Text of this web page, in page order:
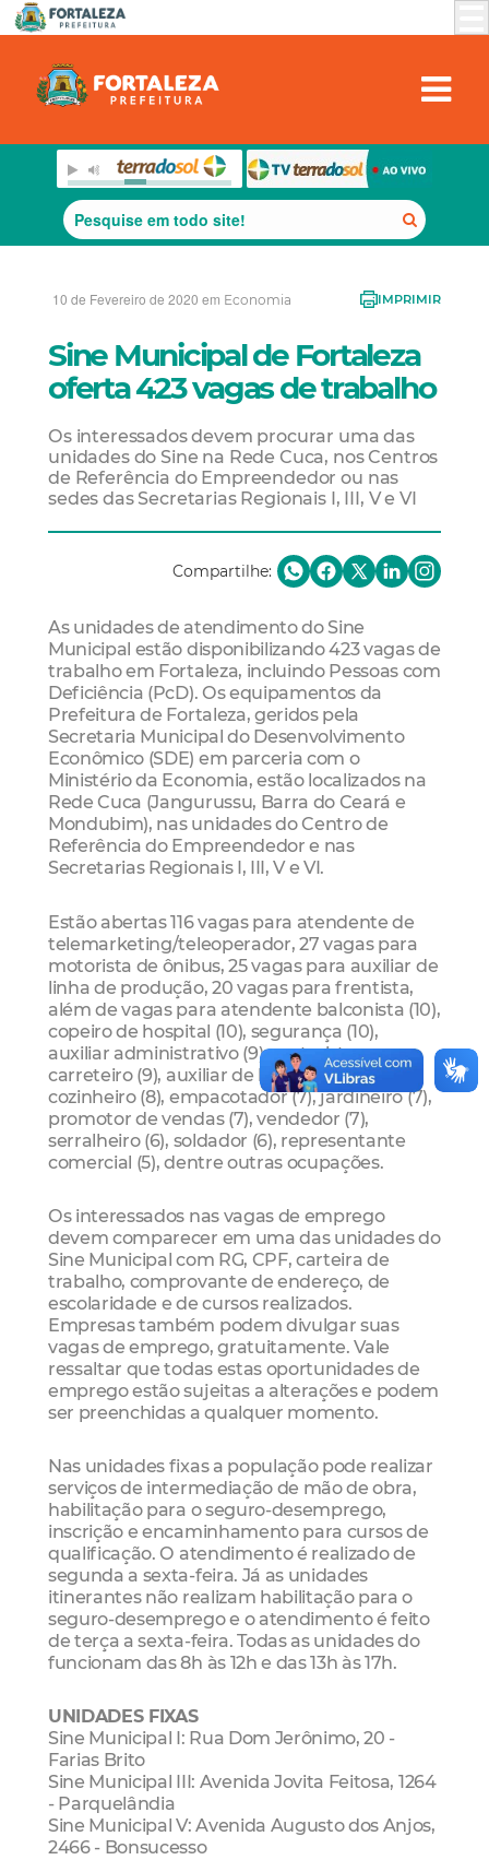
10 de Fevereiro de 2020 em Economia IMPRIMIR
Sine Municipal de Fortaleza
oferta 423 vagas de trabalho
Os interessados devem procurar uma das
unidades do Sine na Rede Cuca, nos Centros
de Referência do Empreendedor ou nas
sedes das Secretarias Regionais I, III, V e VI
Compartilhe:
As unidades de atendimento do Sine
Municipal estão disponibilizando 423 vagas de
trabalho em Fortaleza, incluindo Pessoas com
Deficiência (PcD). Os equipamentos da
Prefeitura de Fortaleza, geridos pela
Secretaria Municipal do Desenvolvimento
Econômico (SDE) em parceria com o
Ministério da Economia, estão localizados na
Rede Cuca (Jangurussu, Barra do Ceará e
Mondubim), nas unidades do Centro de
Referência do Empreendedor e nas
Secretarias Regionais I, III, V e VI.
Estão abertas 116 vagas para atendente de
telemarketing/teleoperador, 27 vagas para
motorista de ônibus, 25 vagas para auxiliar de
linha de produção, 20 vagas para frentista,
além de vagas para atendente balconista (10),
copeiro de hospital (10), segurança (10),
auxiliar administrativo (9), motorista
carreteiro (9), auxiliar de limpeza (9),
cozinheiro (8), empacotador (7), jardineiro (7),
promotor de vendas (7), vendedor (7),
serralheiro (6), soldador (6), representante
comercial (5), dentre outras ocupações.
Os interessados nas vagas de emprego
devem comparecer em uma das unidades do
Sine Municipal com RG, CPF, carteira de
trabalho, comprovante de endereço, de
escolaridade e de cursos realizados.
Empresas também podem divulgar suas
vagas de emprego, gratuitamente. Vale
ressaltar que todas estas oportunidades de
emprego estão sujeitas a alterações e podem
ser preenchidas a qualquer momento.
Nas unidades fixas a população pode realizar
serviços de intermediação de mão de obra,
habilitação para o seguro-desemprego,
inscrição e encaminhamento para cursos de
qualificação. O atendimento é realizado de
segunda a sexta-feira. Já as unidades
itinerantes não realizam habilitação para o
seguro-desemprego e o atendimento é feito
de terça a sexta-feira. Todas as unidades do
funcionam das 8h às 12h e das 13h às 17h.
UNIDADES FIXAS
Sine Municipal I: Rua Dom Jerônimo, 20 -
Farias Brito
Sine Municipal III: Avenida Jovita Feitosa, 1264
- Parquelândia
Sine Municipal V: Avenida Augusto dos Anjos,
2466 - Bonsucesso